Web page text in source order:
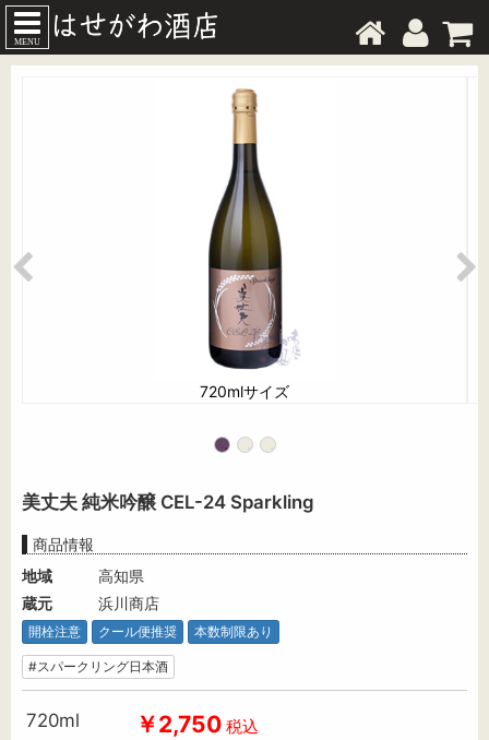
MENU
720mlサイズ
美丈夫 純米吟醸 CEL-24 Sparkling
商品情報
地域
高知県
蔵元
浜川商店
開栓注意 クール便推奨 本数制限あり
#スパークリング日本酒
720ml ￥2,750 税込